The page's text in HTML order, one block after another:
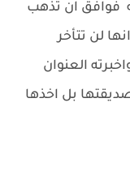
فوافق ان تذهب
لن تتأخر
العنوان
بل اخذها